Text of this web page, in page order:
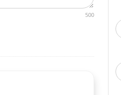
500